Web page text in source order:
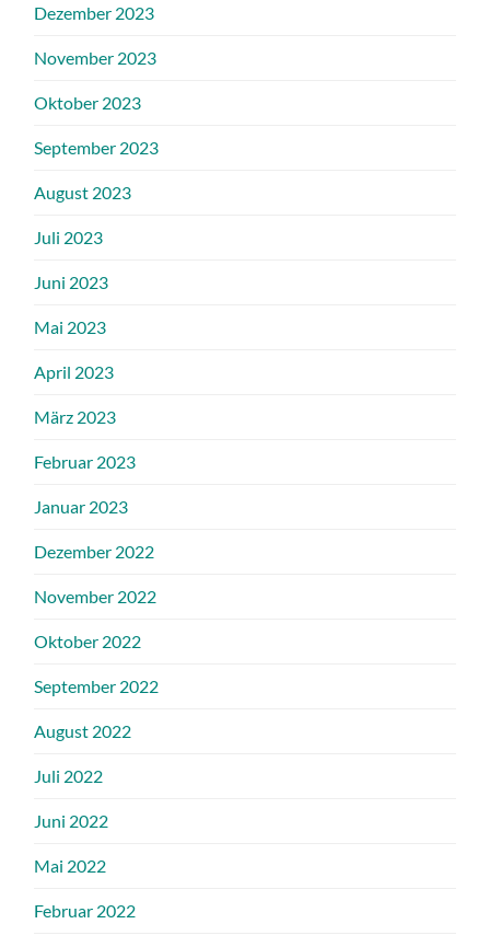
Dezember 2023
November 2023
Oktober 2023
September 2023
August 2023
Juli 2023
Juni 2023
Mai 2023
April 2023
März 2023
Februar 2023
Januar 2023
Dezember 2022
November 2022
Oktober 2022
September 2022
August 2022
Juli 2022
Juni 2022
Mai 2022
Februar 2022